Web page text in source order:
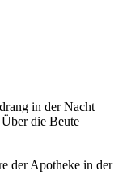
in der Nacht
die Beute
der Apotheke in der